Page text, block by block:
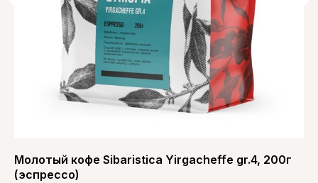
Молотый кофе Sibaristica Yirgacheffe gr.4, 200г
(эспрессо)